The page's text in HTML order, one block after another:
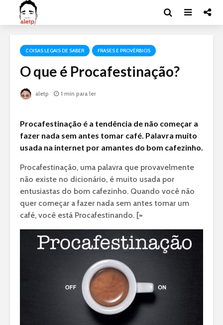
COISAS LEGAIS DE SABER FRASES E PROVÉRBIOS
O que é Procafestinação?
aletp 1 min para ler
Procafestinação é a tendência de não começar a
fazer nada sem antes tomar café. Palavra muito
usada na internet por amantes do bom cafezinho.
Procafestinação, uma palavra que provavelmente
não existe no dicionário, é muito usada por
entusiastas do bom cafezinho. Quando você não
quer começar a fazer nada sem antes tomar um
café, você está Procafestinando. [=